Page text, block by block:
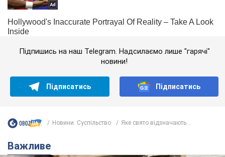
Підпишись на наш Telegram. Надсилаємо лише "гарячі"
новини!
Підписатись Підписатись
Новини. Суспільство Яке свято відзначають...
Важливе